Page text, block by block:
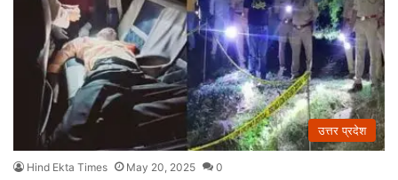
उत्तर प्रदेश
Hind Ekta Times May 20, 2025 0